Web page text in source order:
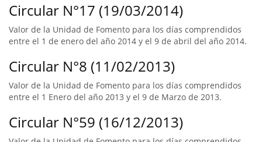
Circular N°17 (19/03/2014)
Valor de la Unidad de Fomento para los días comprendidos
entre el 1 de enero del año 2014 y el 9 de abril del año 2014.
Circular N°8 (11/02/2013)
Valor de la Unidad de Fomento para los días comprendidos
entre el 1 Enero del año 2013 y el 9 de Marzo de 2013.
Circular N°59 (16/12/2013)